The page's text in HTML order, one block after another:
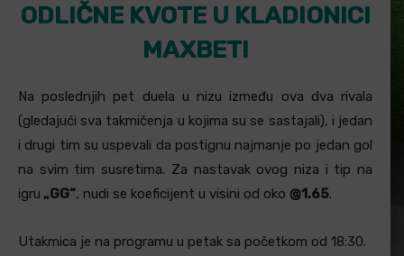
ODLIČNE KVOTE U KLADIONICI
MAXBET!
Na poslednjih pet duela u nizu između ova dva rivala
(gledajući sva takmičenja u kojima su se sastajali), i jedan
i drugi tim su uspevali da postignu najmanje po jedan gol
na svim tim susretima. Za nastavak ovog niza i tip na
igru „GG“, nudi se koeficijent u visini od oko @1.65.
Utakmica je na programu u petak sa početkom od 18:30.